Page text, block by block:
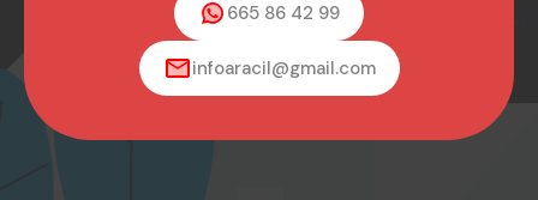
665 86 42 99
infoaracil@gmail.com